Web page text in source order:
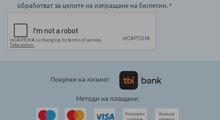
обработват за целите на изпращане на бюлетин.
Покупки на лизинг:
Методи на плащане: